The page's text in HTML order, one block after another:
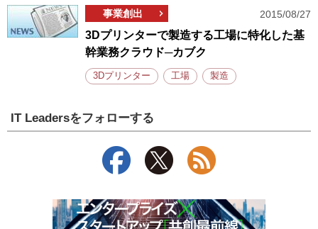
事業創出 2015/08/27
3Dプリンターで製造する工場に特化した基
幹業務クラウド─カブク
3Dプリンター 工場 製造
IT Leadersをフォローする